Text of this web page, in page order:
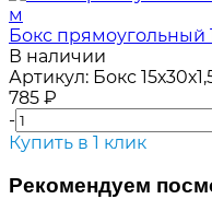
Бокс прямоугольный
В наличии
Артикул: Бокс
785 ₽
-
Купить в 1 клик
Рекомендуем